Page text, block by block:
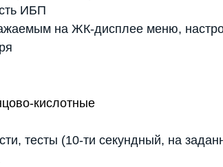
ИБП
на ЖК-дисплее меню,
кислотные
тесты (10-ти секундный, на